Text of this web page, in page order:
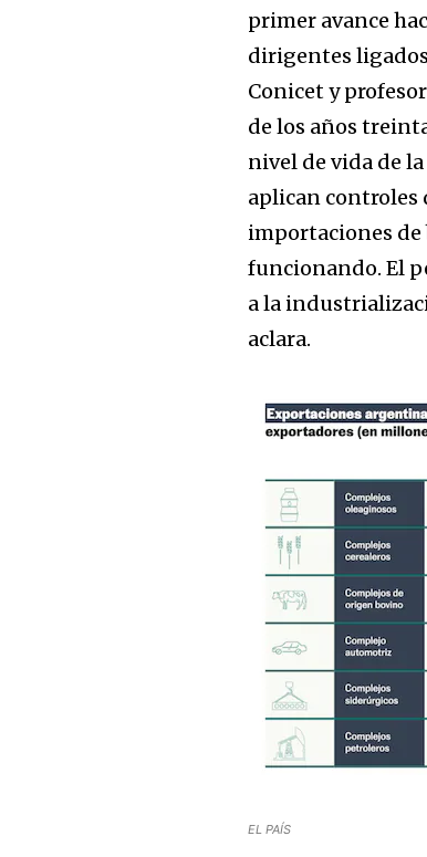
primer avance
dirigentes
Conicet y
de los años
nivel de vida de
aplican controles
importaciones de
funcionando. El
a la
aclara.
EL PAÍS